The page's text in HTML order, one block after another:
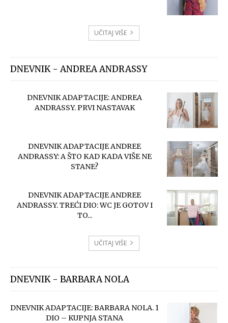
UČITAJ VIŠE
DNEVNIK - ANDREA ANDRASSY
DNEVNIK ADAPTACIJE: ANDREA
ANDRASSY. PRVI NASTAVAK
DNEVNIK ADAPTACIJE ANDREE
ANDRASSY: A ŠTO KAD KADA VIŠE NE
STANE?
DNEVNIK ADAPTACIJE ANDREE
ANDRASSY. TREĆI DIO: WC JE GOTOV I
TO...
UČITAJ VIŠE
DNEVNIK - BARBARA NOLA
DNEVNIK ADAPTACIJE: BARBARA NOLA. 1
DIO – KUPNJA STANA